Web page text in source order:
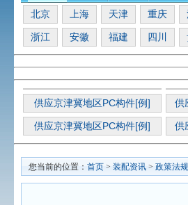
北京 上海 天津 重庆
浙江 安徽 福建 四川
供应京津冀地区PC构件[例] 供
供应京津冀地区PC构件[例] 供
您当前的位置： 首页 > 装配资讯 > 政策法规